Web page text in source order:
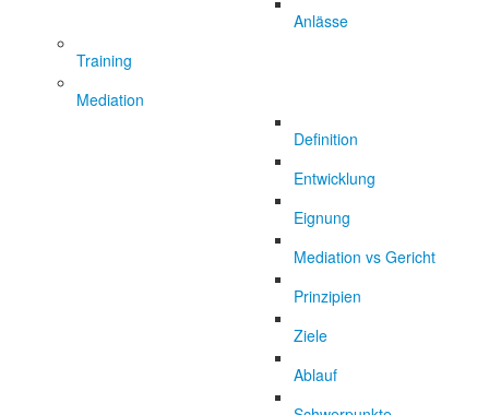
Anlässe
Training
Mediation
Definition
Entwicklung
Eignung
Mediation vs Gericht
Prinzipien
Ziele
Ablauf